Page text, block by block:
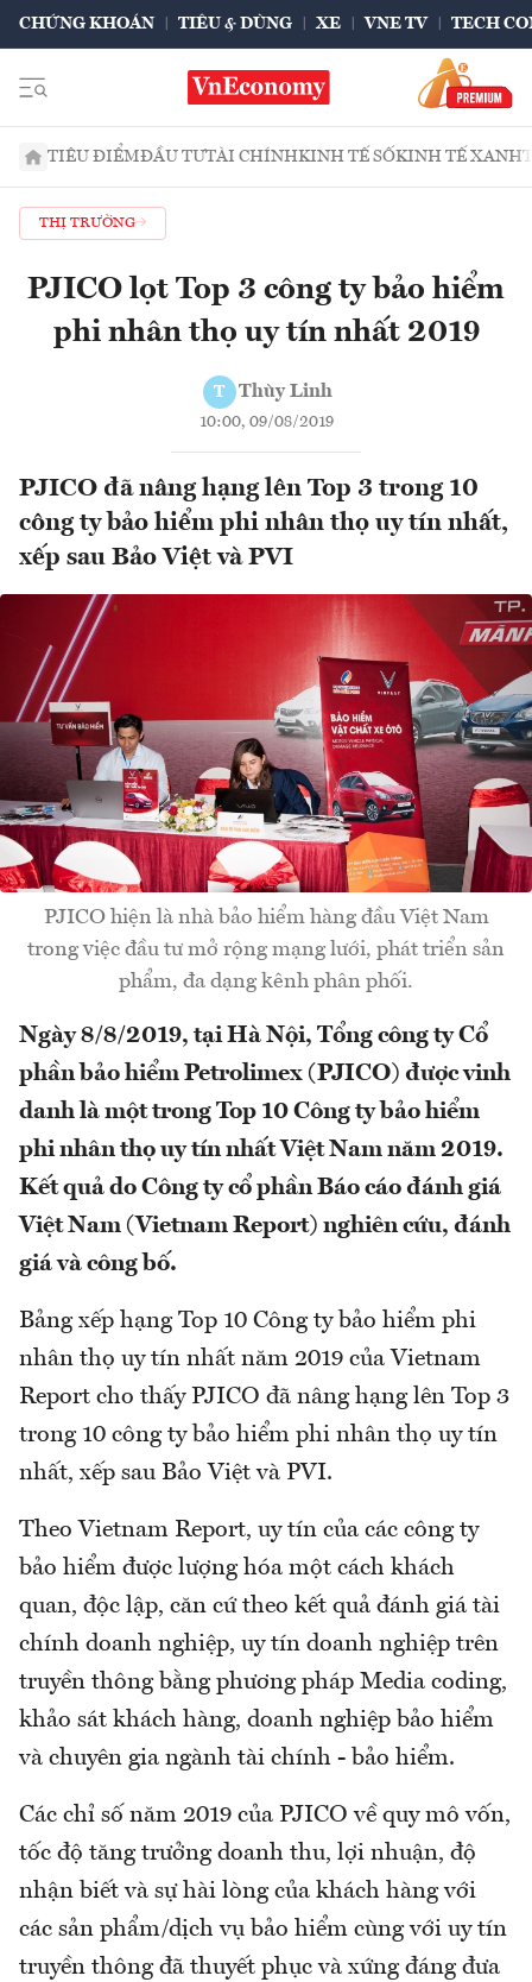
CHỨNG KHOÁN TIÊU & DÙNG XE VNE TV TECH
TIÊU ĐIỂMĐẦU TƯTÀI CHÍNHKINH TẾ SỐKINH TẾ XANH
THỊ TRƯỜNG
PJICO lọt Top 3 công ty bảo hiểm
phi nhân thọ uy tín nhất 2019
T Thùy Linh
10:00, 09/08/2019
PJICO đã nâng hạng lên Top 3 trong 10
công ty bảo hiểm phi nhân thọ uy tín nhất,
xếp sau Bảo Việt và PVI
PJICO hiện là nhà bảo hiểm hàng đầu Việt Nam
trong việc đầu tư mở rộng mạng lưới, phát triển sản
phẩm, đa dạng kênh phân phối.
Ngày 8/8/2019, tại Hà Nội, Tổng công ty Cổ
phần bảo hiểm Petrolimex (PJICO) được vinh
danh là một trong Top 10 Công ty bảo hiểm
phi nhân thọ uy tín nhất Việt Nam năm 2019.
Kết quả do Công ty cổ phần Báo cáo đánh giá
Việt Nam (Vietnam Report) nghiên cứu, đánh
giá và công bố.
Bảng xếp hạng Top 10 Công ty bảo hiểm phi
nhân thọ uy tín nhất năm 2019 của Vietnam
Report cho thấy PJICO đã nâng hạng lên Top 3
trong 10 công ty bảo hiểm phi nhân thọ uy tín
nhất, xếp sau Bảo Việt và PVI.
Theo Vietnam Report, uy tín của các công ty
bảo hiểm được lượng hóa một cách khách
quan, độc lập, căn cứ theo kết quả đánh giá tài
chính doanh nghiệp, uy tín doanh nghiệp trên
truyền thông bằng phương pháp Media coding,
khảo sát khách hàng, doanh nghiệp bảo hiểm
và chuyên gia ngành tài chính - bảo hiểm.
Các chỉ số năm 2019 của PJICO về quy mô vốn,
tốc độ tăng trưởng doanh thu, lợi nhuận, độ
nhận biết và sự hài lòng của khách hàng với
các sản phẩm/dịch vụ bảo hiểm cùng với uy tín
truyền thông đã thuyết phục và xứng đáng đưa